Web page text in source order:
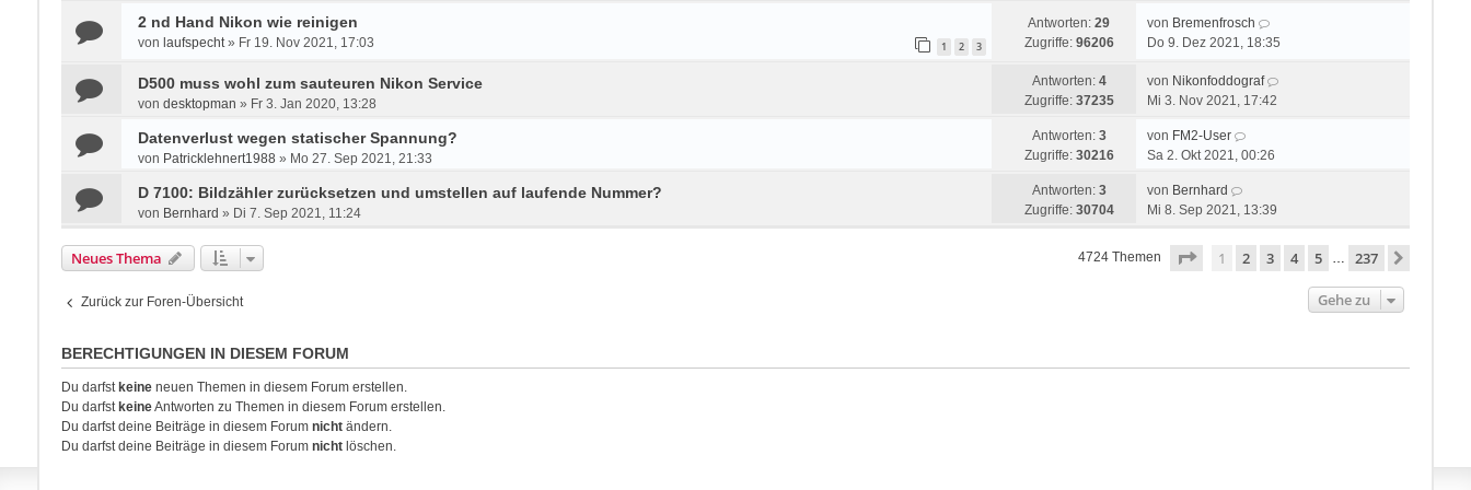
2 nd Hand Nikon wie reinigen
von laufspecht» Fr 19. Nov 2021, 17:03 1 2 3
Antworten:29
Zugriffe: 96206
von Bremenfrosch
Do 9. Dez 2021, 18:35
D500 muss wohl zum sauteuren Nikon Service
von desktopman » Fr 3. Jan 2020, 13:28
Antworten: 4
Zugriffe: 37235
von Nikonfoddograf
Mi 3. Nov 2021, 17:42
Datenverlust wegen statischer Spannung?
von Patricklehnert1988 » Mo 27. Sep 2021, 21:33
Antworten: 3
Zugriffe: 30216
von FM2-User
Sa 2. Okt 2021, 00:26
D 7100: Bildzähler zurücksetzen und umstellen auf laufende Nummer?
von Bernhard » Di 7. Sep 2021, 11:24
Antworten: 3
Zugriffe: 30704
von Bernhard
Mi 8. Sep 2021, 13:39
Neues Thema 4724 Themen Seite von237
1 2 3 4 5 … 237
Zurück zur Foren-Übersicht Gehe zu
BERECHTIGUNGEN IN DIESEM FORUM
Du darfst keineneuen Themen in diesem Forum erstellen.
Du darfst keineAntworten zu Themen in diesem Forum erstellen.
Du darfst deine Beiträge in diesem Forum nichtändern.
Du darfst deine Beiträge in diesem Forum nichtlöschen.